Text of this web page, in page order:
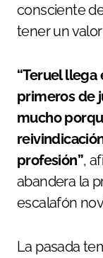
consciente
tener un
“Teruel
primeros de
mucho
profesión”,
abandera la
escalafón
La pasada